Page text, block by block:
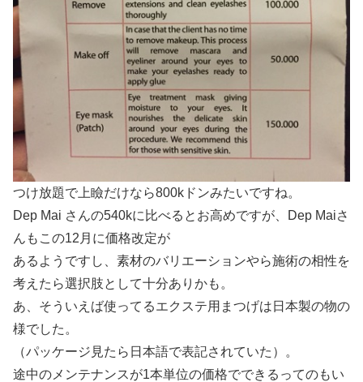
つけ放題で上瞼だけなら800kドンみたいですね。
Dep Mai さんの540kに比べるとお高めですが、Dep Maiさ
んもこの12月に価格改定が
あるようですし、素材のバリエーションやら施術の相性を
考えたら選択肢として十分ありかも。
あ、そういえば使ってるエクステ用まつげは日本製の物の
様でした。
（パッケージ見たら日本語で表記されていた）。
途中のメンテナンスが1本単位の価格でできるってのもい